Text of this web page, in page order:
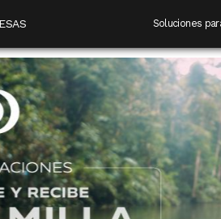
NavegaciónSoluciones